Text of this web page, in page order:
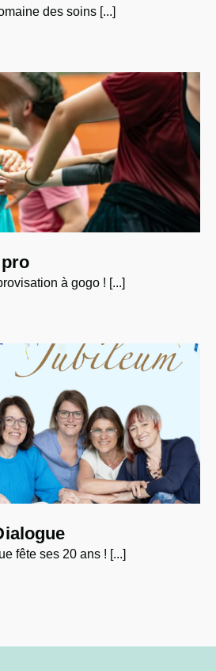
des soins [...]
à gogo ! [...]
fête ses 20 ans ! [...]